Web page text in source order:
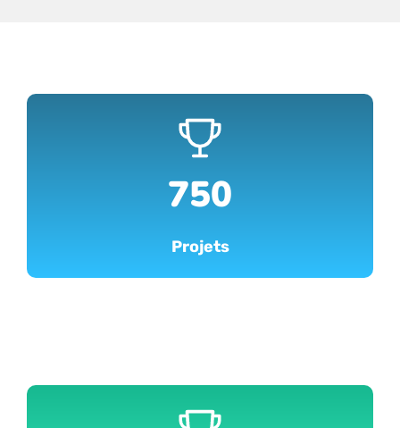
750
Projets